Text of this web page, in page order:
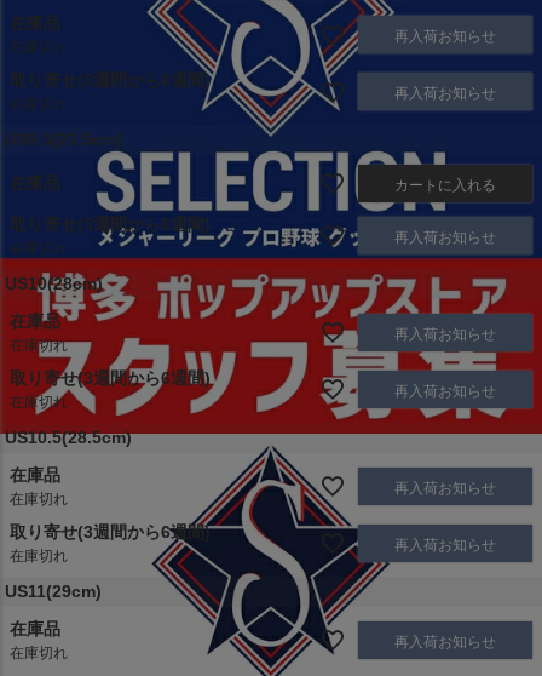
在庫品
在庫切れ
再入荷お知らせ
取り寄せ(3週間から6週間)
在庫切れ
再入荷お知らせ
US9.5(27.5cm)
在庫品 カートに入れる
取り寄せ(3週間から6週間)
在庫切れ
再入荷お知らせ
US10(28cm)
在庫品
在庫切れ
再入荷お知らせ
取り寄せ(3週間から6週間)
在庫切れ
再入荷お知らせ
US10.5(28.5cm)
在庫品
在庫切れ
再入荷お知らせ
取り寄せ(3週間から6週間)
在庫切れ
再入荷お知らせ
US11(29cm)
在庫品
在庫切れ
再入荷お知らせ